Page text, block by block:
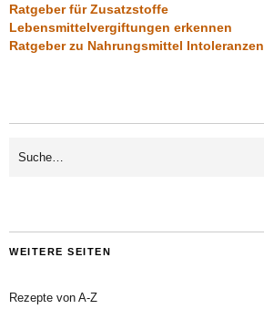
Ratgeber für Zusatzstoffe
Lebensmittelvergiftungen erkennen
Ratgeber zu Nahrungsmittel Intoleranzen
WEITERE SEITEN
Rezepte von A-Z